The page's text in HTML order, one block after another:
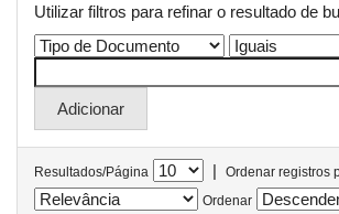
Utilizar filtros para refinar o resultado de
Resultados/Página |
Ordenar registros
Ordenar